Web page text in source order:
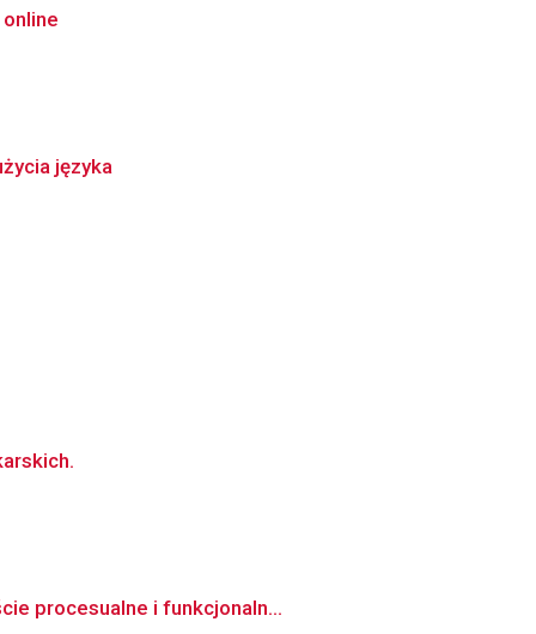
języka
procesualne i funkcjonaln...